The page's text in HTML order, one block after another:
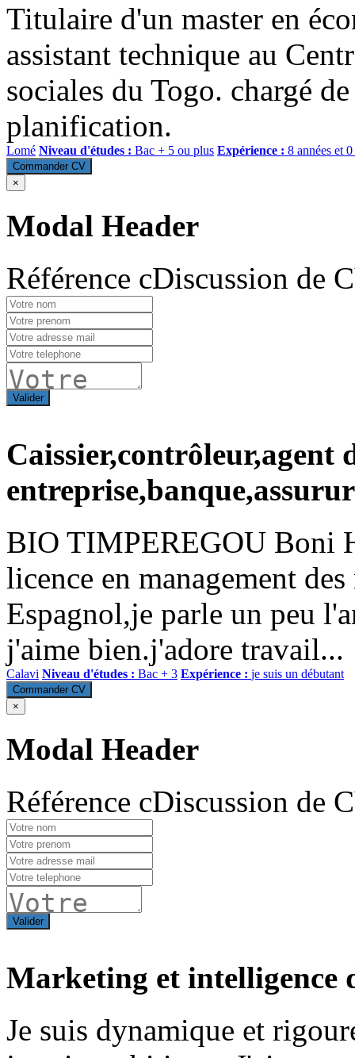
Titulaire d'un master en
assistant technique au
sociales du Togo. chargé
planification.
Lomé Niveau d'études : Bac + 5 ou plus Expérience : 8 années et
Commander CV
×
Modal Header
Référence cDiscussion de
Valider
Caissier,contrôleur,agent
BIO TIMPEREGOU Boni
licence en management
Espagnol,je parle un peu
j'aime bien.j'adore travail...
Calavi Niveau d'études : Bac + 3 Expérience : je suis un débutant
Commander CV
×
Modal Header
Référence cDiscussion de
Valider
Marketing et intelligence
Je suis dynamique et